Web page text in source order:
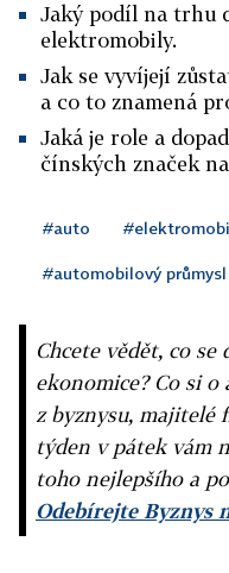
Jaký podíl na trhu
elektromobily.
Jak se vyvíjejí
a co to znamená
Jaká je role a
čínských značek
#auto
#automobilový průmysl
Chcete vědět, co se
ekonomice? Co si
z byznysu, majitelé
týden v pátek vám
toho nejlepšího a
Odebírejte Byznys